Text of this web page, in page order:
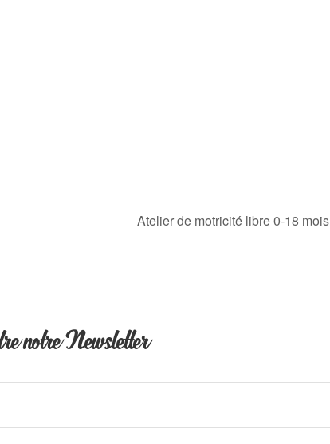
Atelier de motricité libre 0-18 mois
notre Newsletter